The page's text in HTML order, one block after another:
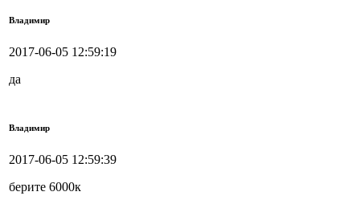
Владимир
2017-06-05 12:59:19
да
Владимир
2017-06-05 12:59:39
берите 6000к